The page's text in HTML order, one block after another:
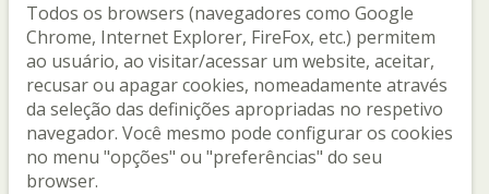
Todos os browsers (navegadores como Google
Chrome, Internet Explorer, FireFox, etc.) permitem
ao usuário, ao visitar/acessar um website, aceitar,
recusar ou apagar cookies, nomeadamente através
da seleção das definições apropriadas no respetivo
navegador. Você mesmo pode configurar os cookies
no menu "opções" ou "preferências" do seu
browser.